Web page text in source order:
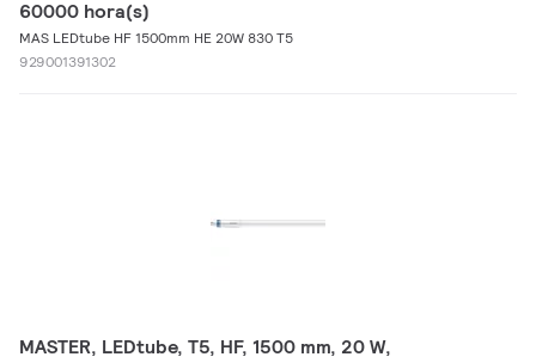
60000 hora(s)
MAS LEDtube HF 1500mm HE 20W 830 T5
929001391302
MASTER, LEDtube, T5, HF, 1500 mm, 20 W,